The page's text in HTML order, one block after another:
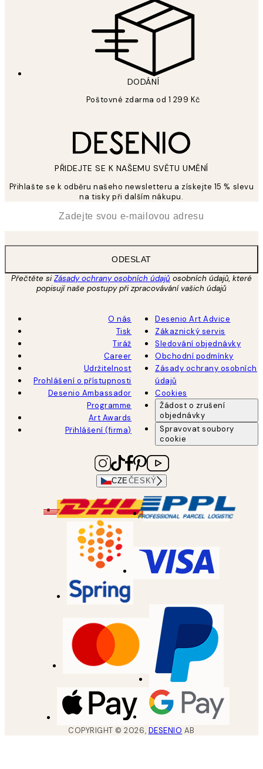
DODÁNÍ
Poštovné zdarma od 1 299 Kč
PŘIDEJTE SE K NAŠEMU SVĚTU UMĚNÍ
Přihlašte se k odběru našeho newsletteru a získejte 15 % slevu
na tisky při dalším nákupu.
ODESLAT
Přečtěte siZásady ochrany osobních údajů osobních údajů, které
popisují naše postupy při zpracovávání vašich údajů
O nás
Tisk
Tiráž
Career
Udržitelnost
Prohlášení o přístupnosti
Desenio Ambassador
Programme
Art Awards
Přihlášení (firma)
Desenio Art Advice
Zákaznický servis
Sledování objednávky
Obchodní podmínky
Zásady ochrany osobních
údajů
Cookies
Žádost o zrušení
objednávky
Spravovat soubory
cookie
CZEČESKÝ
COPYRIGHT ©2026, DESENIO AB